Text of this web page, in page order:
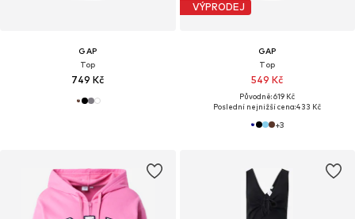
GAP
Top
749 Kč
VÝPRODEJ
GAP
Top
549 Kč
Původně: 619 Kč
Poslední nejnižší cena:433 Kč
+3